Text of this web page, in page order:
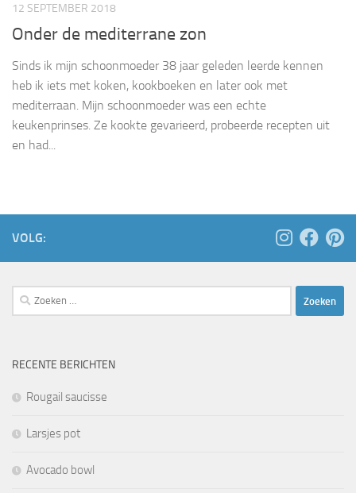
12 SEPTEMBER 2018
Onder de mediterrane zon
Sinds ik mijn schoonmoeder 38 jaar geleden leerde kennen
heb ik iets met koken, kookboeken en later ook met
mediterraan. Mijn schoonmoeder was een echte
keukenprinses. Ze kookte gevarieerd, probeerde recepten uit
en had...
VOLG:
Zoeken
naar:
RECENTE BERICHTEN
Rougail saucisse
Larsjes pot
Avocado bowl